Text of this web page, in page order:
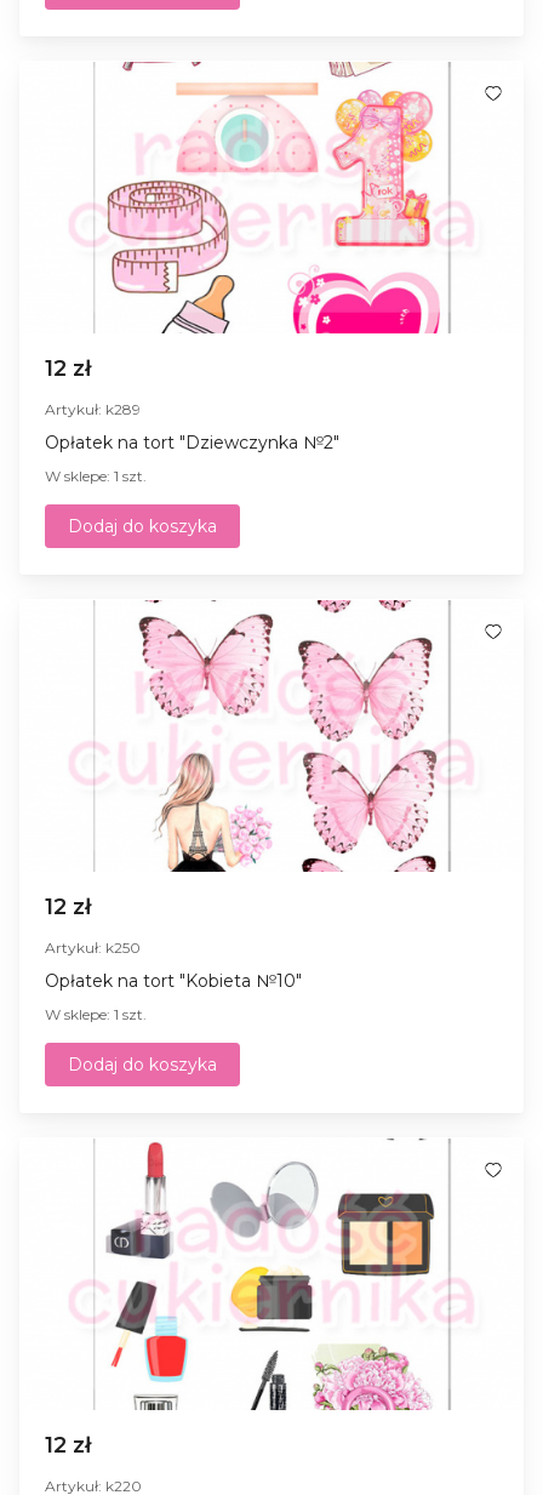
12 zł
Artykuł: k289
Opłatek na tort "Dziewczynka №2"
W sklepe: 1 szt.
Dodaj do koszyka
12 zł
Artykuł: k250
Opłatek na tort "Kobieta №10"
W sklepe: 1 szt.
Dodaj do koszyka
12 zł
Artykuł: k220